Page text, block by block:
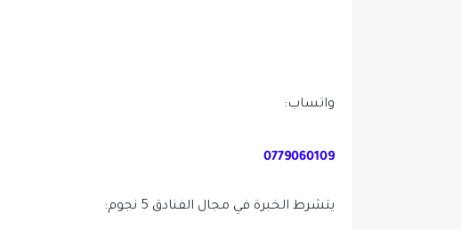
واتساب:
0779060109
يتشرط الخبرة في مجال الفنادق 5 نجوم: